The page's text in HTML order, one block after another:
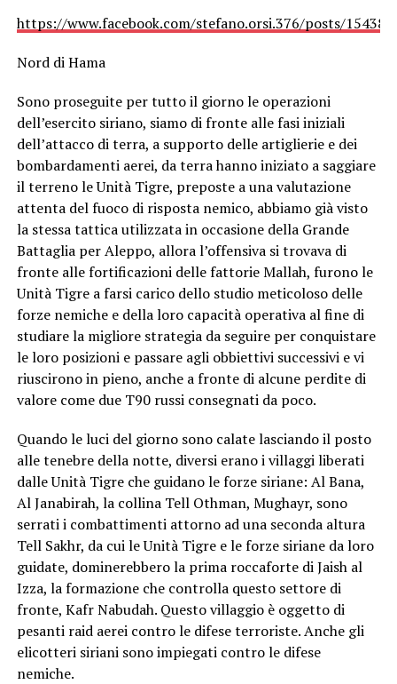
https://www.facebook.com/stefano.orsi.376/posts/
Nord di Hama
Sono proseguite per tutto il giorno le operazioni
dell’esercito siriano, siamo di fronte alle fasi iniziali
dell’attacco di terra, a supporto delle artiglierie e dei
bombardamenti aerei, da terra hanno iniziato a saggiare
il terreno le Unità Tigre, preposte a una valutazione
attenta del fuoco di risposta nemico, abbiamo già visto
la stessa tattica utilizzata in occasione della Grande
Battaglia per Aleppo, allora l’offensiva si trovava di
fronte alle fortificazioni delle fattorie Mallah, furono le
Unità Tigre a farsi carico dello studio meticoloso delle
forze nemiche e della loro capacità operativa al fine di
studiare la migliore strategia da seguire per conquistare
le loro posizioni e passare agli obbiettivi successivi e vi
riuscirono in pieno, anche a fronte di alcune perdite di
valore come due T90 russi consegnati da poco.
Quando le luci del giorno sono calate lasciando il posto
alle tenebre della notte, diversi erano i villaggi liberati
dalle Unità Tigre che guidano le forze siriane: Al Bana,
Al Janabirah, la collina Tell Othman, Mughayr, sono
serrati i combattimenti attorno ad una seconda altura
Tell Sakhr, da cui le Unità Tigre e le forze siriane da loro
guidate, dominerebbero la prima roccaforte di Jaish al
Izza, la formazione che controlla questo settore di
fronte, Kafr Nabudah. Questo villaggio è oggetto di
pesanti raid aerei contro le difese terroriste. Anche gli
elicotteri siriani sono impiegati contro le difese
nemiche.